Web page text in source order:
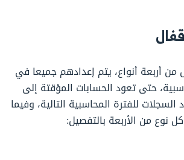
من أربعة أنواع، يتم إعدادهم جميعا في
حتى تعود الحسابات المؤقتة إلى
السجلات للفترة المحاسبية التالية، وفيما
من الأربعة بالتفصيل: